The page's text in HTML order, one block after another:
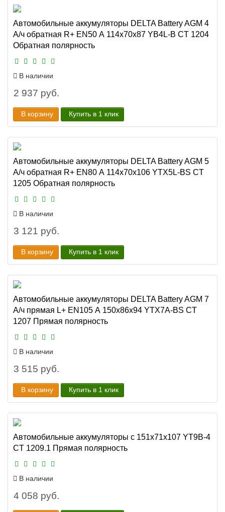
Автомобильные аккумуляторы DELTA Battery AGM 4
А/ч обратная R+ EN50 А 114x70x87 YB4L-B CT 1204
Обратная полярность
В наличии
2 937 руб.
В корзину Купить в 1 клик
Автомобильные аккумуляторы DELTA Battery AGM 5
А/ч обратная R+ EN80 А 114x70x106 YTX5L-BS CT
1205 Обратная полярность
В наличии
3 121 руб.
В корзину Купить в 1 клик
Автомобильные аккумуляторы DELTA Battery AGM 7
А/ч прямая L+ EN105 А 150x86x94 YTX7A-BS CT
1207 Прямая полярность
В наличии
3 515 руб.
В корзину Купить в 1 клик
Автомобильные аккумуляторы с 151x71x107 YT9B-4
CT 1209.1 Прямая полярность
В наличии
4 058 руб.